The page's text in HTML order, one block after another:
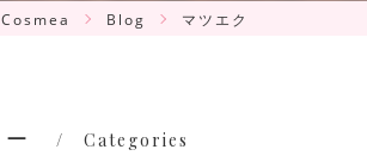
Blog マツエク
Categories